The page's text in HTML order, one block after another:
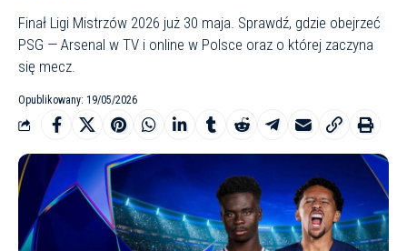
Finał Ligi Mistrzów 2026 już 30 maja. Sprawdź, gdzie obejrzeć
PSG — Arsenal w TV i online w Polsce oraz o której zaczyna
się mecz.
Opublikowany: 19/05/2026